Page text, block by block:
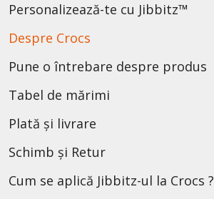
Personalizează-te cu Jibbitz™
Despre Crocs
Pune o întrebare despre produs
Tabel de mărimi
Plată și livrare
Schimb și Retur
Cum se aplică Jibbitz-ul la Crocs ?